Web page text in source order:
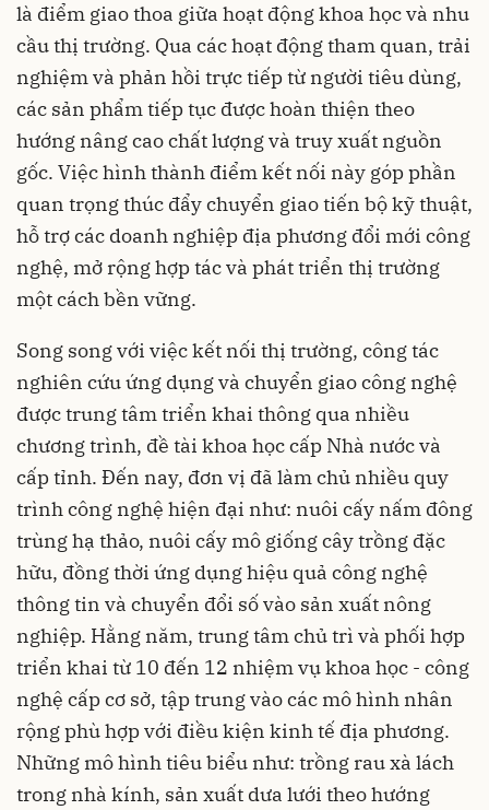
là điểm giao thoa giữa hoạt động khoa học và nhu
cầu thị trường. Qua các hoạt động tham quan, trải
nghiệm và phản hồi trực tiếp từ người tiêu dùng,
các sản phẩm tiếp tục được hoàn thiện theo
hướng nâng cao chất lượng và truy xuất nguồn
gốc. Việc hình thành điểm kết nối này góp phần
quan trọng thúc đẩy chuyển giao tiến bộ kỹ thuật,
hỗ trợ các doanh nghiệp địa phương đổi mới công
nghệ, mở rộng hợp tác và phát triển thị trường
một cách bền vững.
Song song với việc kết nối thị trường, công tác
nghiên cứu ứng dụng và chuyển giao công nghệ
được trung tâm triển khai thông qua nhiều
chương trình, đề tài khoa học cấp Nhà nước và
cấp tỉnh. Đến nay, đơn vị đã làm chủ nhiều quy
trình công nghệ hiện đại như: nuôi cấy nấm đông
trùng hạ thảo, nuôi cấy mô giống cây trồng đặc
hữu, đồng thời ứng dụng hiệu quả công nghệ
thông tin và chuyển đổi số vào sản xuất nông
nghiệp. Hằng năm, trung tâm chủ trì và phối hợp
triển khai từ 10 đến 12 nhiệm vụ khoa học - công
nghệ cấp cơ sở, tập trung vào các mô hình nhân
rộng phù hợp với điều kiện kinh tế địa phương.
Những mô hình tiêu biểu như: trồng rau xà lách
trong nhà kính, sản xuất dưa lưới theo hướng